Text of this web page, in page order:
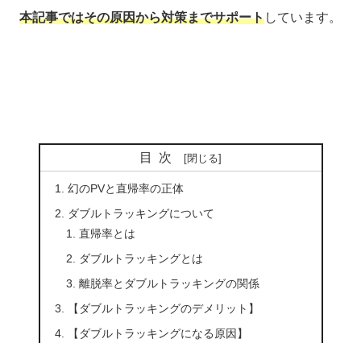
本記事ではその原因から対策までサポートしています。
目次
幻のPVと直帰率の正体
ダブルトラッキングについて
直帰率とは
ダブルトラッキングとは
離脱率とダブルトラッキングの関係
【ダブルトラッキングのデメリット】
【ダブルトラッキングになる原因】